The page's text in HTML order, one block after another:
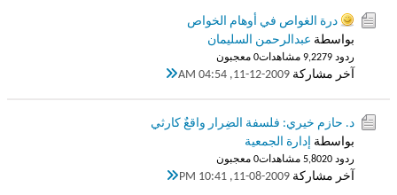
درة الغواص في أوهام الخواص
بواسطة عبدالرحمن السليمان
ردود 9 9,227 مشاهدات 0 معجبون
آخر مشاركة 11-12-2009, 04:54 AM
د. حازم خيري: فلسفة الضِرار واقعٌ كارثي
بواسطة إدارة الجمعية
ردود 0 5,802 مشاهدات 0 معجبون
آخر مشاركة 11-08-2009, 10:41 PM